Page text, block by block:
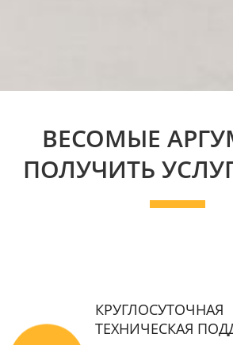
ВЕСОМЫЕ
ПОЛУЧИТЬ
КРУГЛОСУТОЧНАЯ
ТЕХНИЧЕСКАЯ